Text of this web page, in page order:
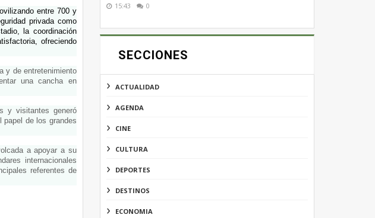
entre 700 y
privada como
la coordinación
ofreciendo
y de entretenimiento
una cancha en
y visitantes generó
de los grandes
a apoyar a su
internacionales
referentes de
15:43 0
SECCIONES
ACTUALIDAD
AGENDA
CINE
CULTURA
DEPORTES
DESTINOS
ECONOMIA